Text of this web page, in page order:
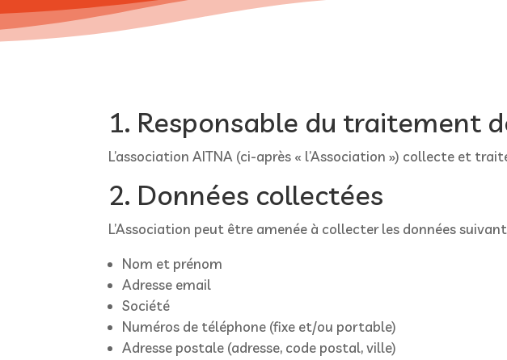
1. Responsable du traitement
L’association AITNA (ci-après « l’Association ») collecte et
2. Données collectées
L’Association peut être amenée à collecter les données
Nom et prénom
Adresse email
Société
Numéros de téléphone (fixe et/ou portable)
Adresse postale (adresse, code postal, ville)